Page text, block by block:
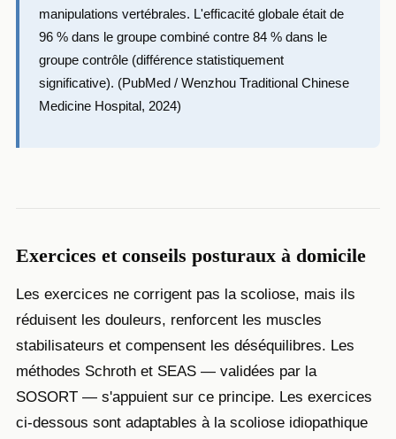
manipulations vertébrales. L'efficacité globale était de
96 % dans le groupe combiné contre 84 % dans le
groupe contrôle (différence statistiquement
significative). (PubMed / Wenzhou Traditional Chinese
Medicine Hospital, 2024)
Exercices et conseils posturaux à domicile
Les exercices ne corrigent pas la scoliose, mais ils
réduisent les douleurs, renforcent les muscles
stabilisateurs et compensent les déséquilibres. Les
méthodes Schroth et SEAS — validées par la
SOSORT — s'appuient sur ce principe. Les exercices
ci-dessous sont adaptables à la scoliose idiopathique